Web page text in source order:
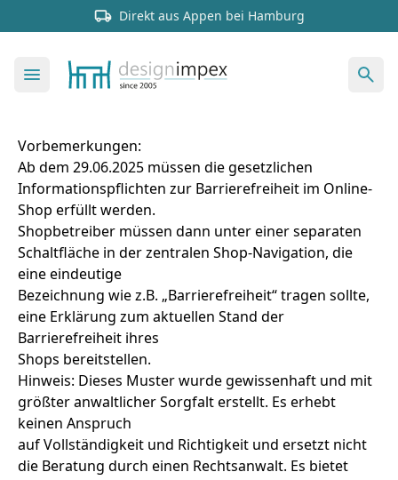
Direkt aus Appen bei Hamburg
Vorbemerkungen:
Ab dem 29.06.2025 müssen die gesetzlichen
Informationspflichten zur Barrierefreiheit im Online-
Shop erfüllt werden.
Shopbetreiber müssen dann unter einer separaten
Schaltfläche in der zentralen Shop-Navigation, die
eine eindeutige
Bezeichnung wie z.B. „Barrierefreiheit“ tragen sollte,
eine Erklärung zum aktuellen Stand der
Barrierefreiheit ihres
Shops bereitstellen.
Hinweis: Dieses Muster wurde gewissenhaft und mit
größter anwaltlicher Sorgfalt erstellt. Es erhebt
keinen Anspruch
auf Vollständigkeit und Richtigkeit und ersetzt nicht
die Beratung durch einen Rechtsanwalt. Es bietet